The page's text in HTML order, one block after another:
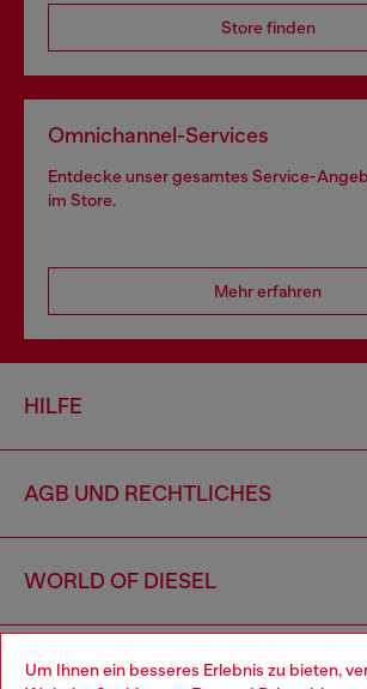
Um Ihnen ein besseres Erlebnis zu bieten,
Store finden
Omnichannel-Services
Entdecke unser gesamtes Service-
im Store.
Mehr erfahren
HILFE
AGB UND RECHTLICHES
WORLD OF DIESEL
CORPORATE